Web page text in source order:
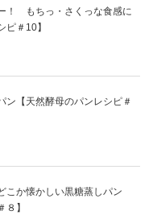
！ もちっ・さくっな食感に
ピ＃10】
ン【天然酵母のパンレシピ＃
こか懐かしい黒糖蒸しパン
８】